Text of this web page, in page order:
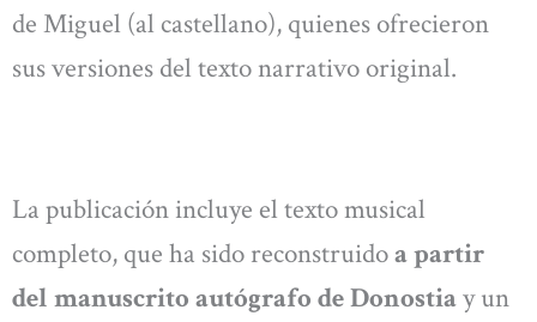
de Miguel (al castellano), quienes ofrecieron
sus versiones del texto narrativo original.
La publicación incluye el texto musical
completo, que ha sido reconstruidoa partir
del manuscrito autógrafo de Donostiay un